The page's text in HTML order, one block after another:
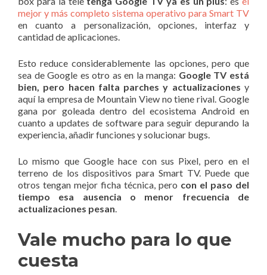
mejor y más completo sistema operativo para Smart TV
en cuanto a personalización, opciones, interfaz y
cantidad de aplicaciones.
Esto reduce considerablemente las opciones, pero que
sea de Google es otro as en la manga: Google TV está
bien, pero hacen falta parches y actualizaciones y
aquí la empresa de Mountain View no tiene rival. Google
gana por goleada dentro del ecosistema Android en
cuanto a updates de software para seguir depurando la
experiencia, añadir funciones y solucionar bugs.
Lo mismo que Google hace con sus Pixel, pero en el
terreno de los dispositivos para Smart TV. Puede que
otros tengan mejor ficha técnica, pero con el paso del
tiempo esa ausencia o menor frecuencia de
actualizaciones pesan
Vale mucho para lo que
cuesta